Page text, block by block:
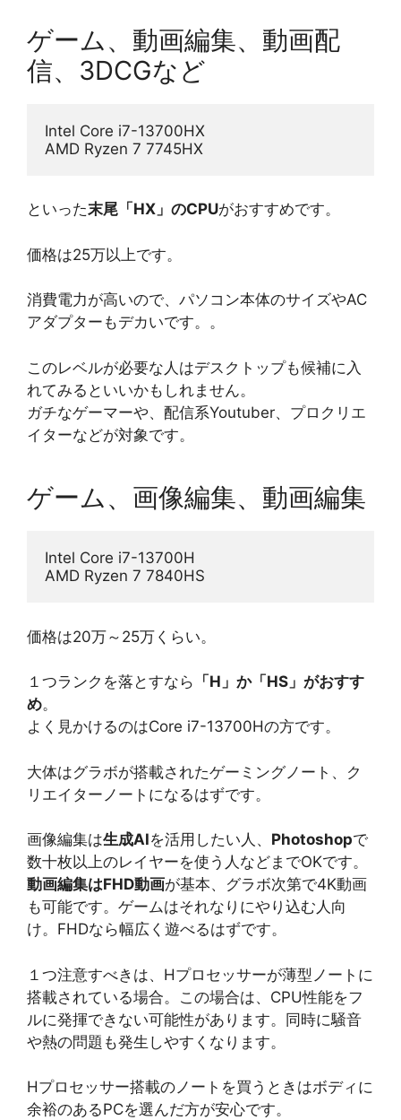
ゲーム、動画編集、動画配
信、3DCGなど
Intel Core i7-13700HX
AMD Ryzen 7 7745HX
といった末尾「HX」のCPUがおすすめです。
価格は25万以上です。
消費電力が高いので、パソコン本体のサイズやAC
アダプターもデカいです。。
このレベルが必要な人はデスクトップも候補に入
れてみるといいかもしれません。
ガチなゲーマーや、配信系Youtuber、プロクリエ
イターなどが対象です。
ゲーム、画像編集、動画編集
Intel Core i7-13700H
AMD Ryzen 7 7840HS
価格は20万～25万くらい。
１つランクを落とすなら 「H」か「HS」がおすす
め。
よく見かけるのはCore i7-13700Hの方です。
大体はグラボが搭載されたゲーミングノート、ク
リエイターノートになるはずです。
画像編集は生成AIを活用したい人、 Photoshopで
数十枚以上のレイヤーを使う人などまでOKです。
動画編集はFHD動画が基本、グラボ次第で4K動画
も可能です。ゲームはそれなりにやり込む人向
け。FHDなら幅広く遊べるはずです。
１つ注意すべきは、Hプロセッサーが薄型ノートに
搭載されている場合。この場合は、CPU性能をフ
ルに発揮できない可能性があります。同時に騒音
や熱の問題も発生しやすくなります。
Hプロセッサー搭載のノートを買うときはボディに
余裕のあるPCを選んだ方が安心です。